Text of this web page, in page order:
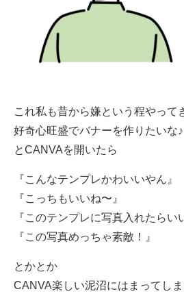
これ私も昔から嫌という程やって
好奇心旺盛でバナーを作りたいな♪
とCANVAを開いたら
『こんなテンプレかわいいやん』
『こっちもいいね〜』
『このテンプレに写真入れたらい
『この写真めっちゃ素敵！』
とかとか
CANVA楽しい泥沼にはまってし